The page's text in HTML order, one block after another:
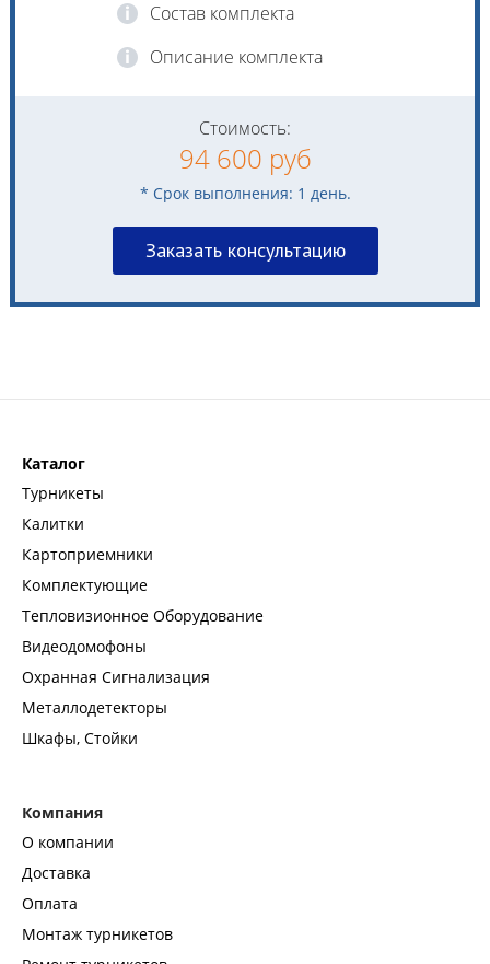
Состав комплекта
Описание комплекта
Стоимость:
94 600 руб
* Срок выполнения: 1 день.
Заказать консультацию
Каталог
Турникеты
Калитки
Картоприемники
Комплектующие
Тепловизионное Оборудование
Видеодомофоны
Охранная Сигнализация
Металлодетекторы
Шкафы, Стойки
Компания
О компании
Доставка
Оплата
Монтаж турникетов